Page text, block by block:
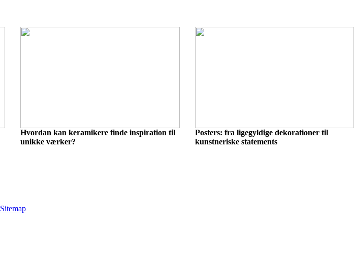
Hvordan kan keramikere finde inspiration til
unikke værker?
Posters: fra ligegyldige dekorationer til
kunstneriske statements
Sitemap